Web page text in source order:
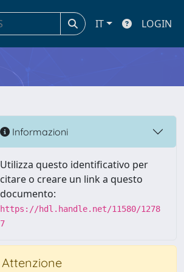
IT LOGIN
Informazioni
Utilizza questo identificativo per
citare o creare un link a questo
documento:
https://hdl.handle.net/11580/1278
7
Attenzione